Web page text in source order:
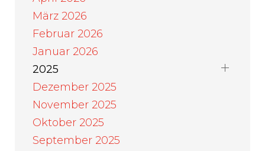
März 2026
Februar 2026
Januar 2026
2025
Dezember 2025
November 2025
Oktober 2025
September 2025